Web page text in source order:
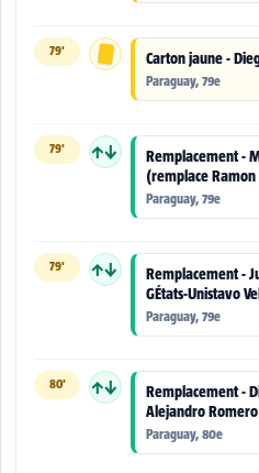
79' Carton jaune -
Paraguay, 79e
79' ↑↓
Remplacement -
(remplace Ramon
Paraguay, 79e
79' ↑↓
Remplacement -
GÉtats-Unistavo
Paraguay, 79e
80' ↑↓
Remplacement -
Alejandro
Paraguay, 80e